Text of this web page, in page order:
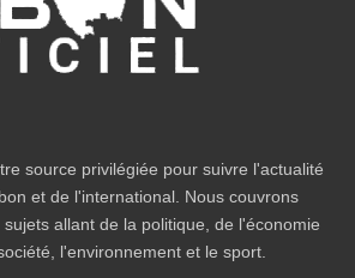
source privilégiée pour suivre l'actualité
et de l'international. Nous couvrons
allant de la politique, de l'économie
l'environnement et le sport.